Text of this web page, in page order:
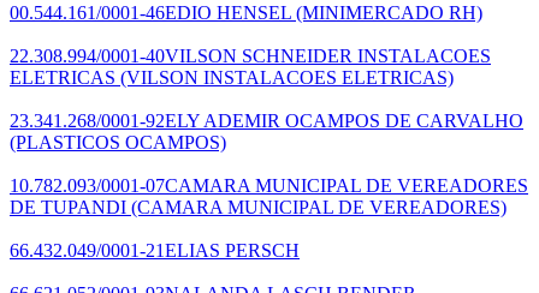
00.544.161/0001-46EDIO HENSEL (MINIMERCADO RH)
22.308.994/0001-40VILSON SCHNEIDER INSTALACOES
ELETRICAS (VILSON INSTALACOES ELETRICAS)
23.341.268/0001-92ELY ADEMIR OCAMPOS DE CARVALHO
(PLASTICOS OCAMPOS)
10.782.093/0001-07CAMARA MUNICIPAL DE VEREADORES
DE TUPANDI (CAMARA MUNICIPAL DE VEREADORES)
66.432.049/0001-21ELIAS PERSCH